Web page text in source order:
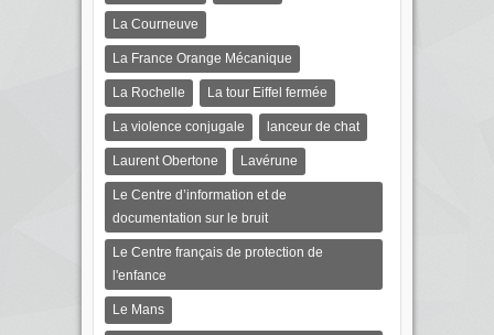
La Courneuve
La France Orange Mécanique
La Rochelle La tour Eiffel fermée
La violence conjugale lanceur de chat
Laurent Obertone Lavérune
Le Centre d’information et de
documentation sur le bruit
Le Centre français de protection de
l'enfance
Le Mans